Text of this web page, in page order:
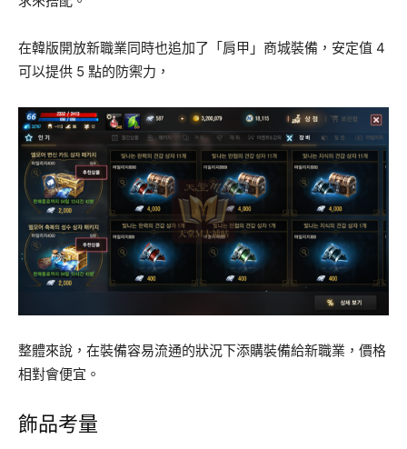
在韓版開放新職業同時也追加了「肩甲」商城裝備，安定值 4
可以提供 5 點的防禦力，
整體來說，在裝備容易流通的狀況下添購裝備給新職業，價格
相對會便宜。
飾品考量